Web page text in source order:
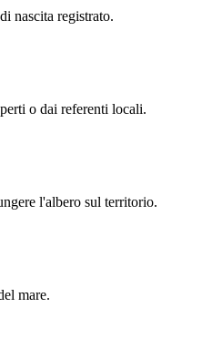
nascita registrato.
o dai referenti locali.
l'albero sul territorio.
mare.